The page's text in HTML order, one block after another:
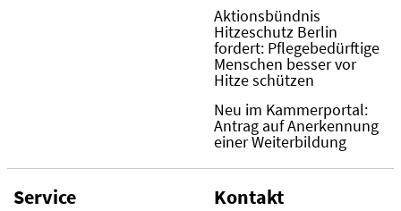
Aktionsbündnis
Hitzeschutz Berlin
fordert: Pflegebedürftige
Menschen besser vor
Hitze schützen
Neu im Kammerportal:
Antrag auf Anerkennung
einer Weiterbildung
Service Kontakt